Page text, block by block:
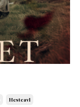
Hesteavl